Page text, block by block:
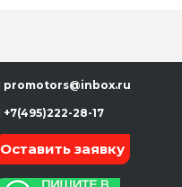
promotors@inbox.ru
+7(495)222-28-17
Оставить заявку